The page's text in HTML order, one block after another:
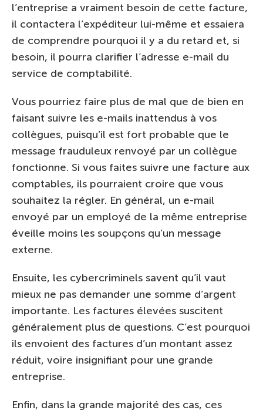
l’entreprise a vraiment besoin de cette facture,
il contactera l’expéditeur lui-même et essaiera
de comprendre pourquoi il y a du retard et, si
besoin, il pourra clarifier l’adresse e-mail du
service de comptabilité.
Vous pourriez faire plus de mal que de bien en
faisant suivre les e-mails inattendus à vos
collègues, puisqu’il est fort probable que le
message frauduleux renvoyé par un collègue
fonctionne. Si vous faites suivre une facture aux
comptables, ils pourraient croire que vous
souhaitez la régler. En général, un e-mail
envoyé par un employé de la même entreprise
éveille moins les soupçons qu’un message
externe.
Ensuite, les cybercriminels savent qu’il vaut
mieux ne pas demander une somme d’argent
importante. Les factures élevées suscitent
généralement plus de questions. C’est pourquoi
ils envoient des factures d’un montant assez
réduit, voire insignifiant pour une grande
entreprise.
Enfin, dans la grande majorité des cas, ces